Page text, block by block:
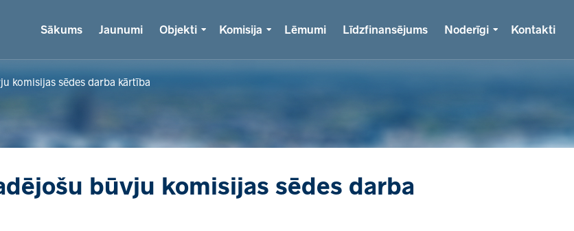
Sākums Jaunumi Objekti Komisija Lēmumi Līdzfinansējums Noderīgi Kontakti
komisijas sēdes darba kārtība
būvju komisijas sēdes darba